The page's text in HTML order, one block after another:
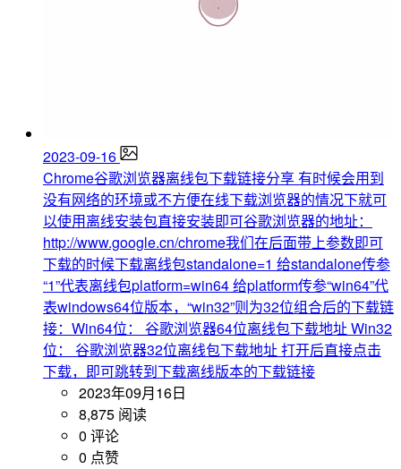
2023-09-16
Chrome谷歌浏览器离线包下载链接分享有时候会用到
没有网络的环境或不方便在线下载浏览器的情况下就可
以使用离线安装包直接安装即可谷歌浏览器的地址：
http://www.google.cn/chrome我们在后面带上参数即可
下载的时候下载离线包standalone=1 给standalone传参
“1”代表离线包platform=win64 给platform传参“win64”代
表windows64位版本，“win32”则为32位组合后的下载链
接：Win64位： 谷歌浏览器64位离线包下载地址 Win32
位： 谷歌浏览器32位离线包下载地址 打开后直接点击
下载，即可跳转到下载离线版本的下载链接
2023年09月16日
8,875 阅读
0 评论
0 点赞